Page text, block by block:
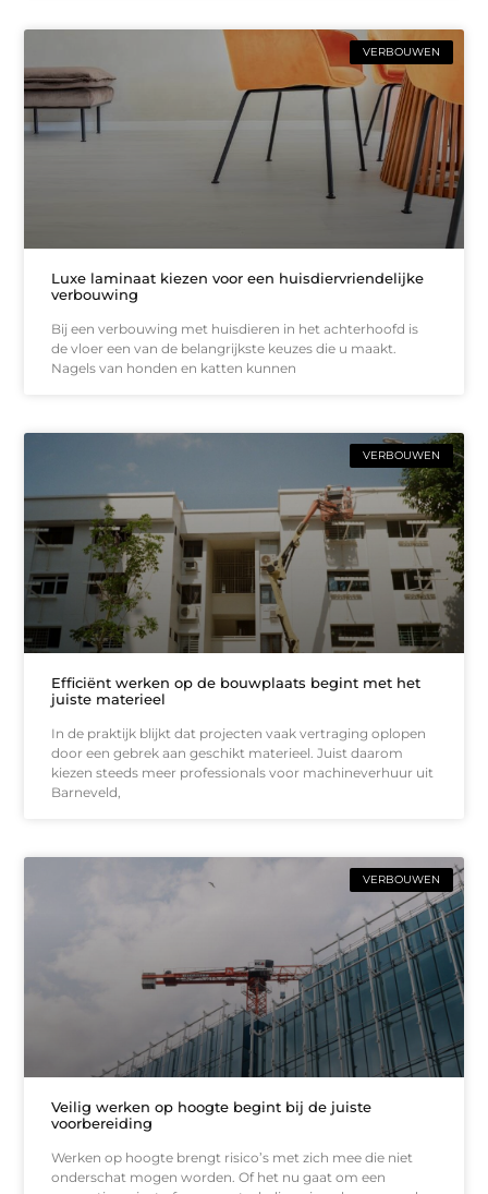
VERBOUWEN
Luxe laminaat kiezen voor een huisdiervriendelijke
verbouwing
Bij een verbouwing met huisdieren in het achterhoofd is
de vloer een van de belangrijkste keuzes die u maakt.
Nagels van honden en katten kunnen
VERBOUWEN
Efficiënt werken op de bouwplaats begint met het
juiste materieel
In de praktijk blijkt dat projecten vaak vertraging oplopen
door een gebrek aan geschikt materieel. Juist daarom
kiezen steeds meer professionals voor machineverhuur uit
Barneveld,
VERBOUWEN
Veilig werken op hoogte begint bij de juiste
voorbereiding
Werken op hoogte brengt risico’s met zich mee die niet
onderschat mogen worden. Of het nu gaat om een